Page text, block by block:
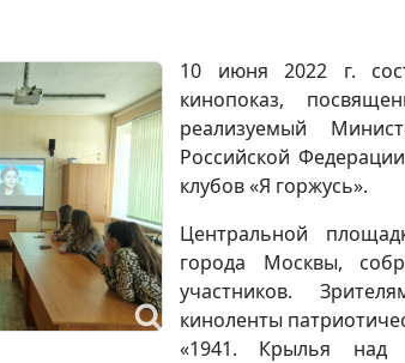
10 июня 2022 г.
кинопоказ,
реализуемый
Российской
клубов «Я горжусь».
Центральной
города Москвы,
участников.
киноленты
«1941. Крылья над